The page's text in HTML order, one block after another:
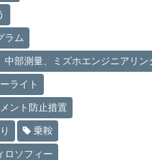
ラム
中部測量、ミズホエンジニアリン
ライト
ント防止措置
乗鞍
ロソフィー